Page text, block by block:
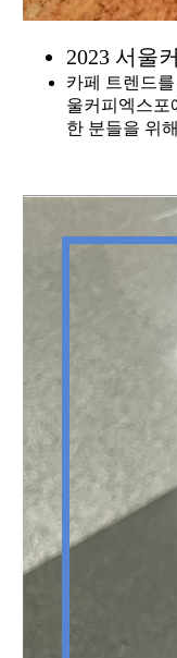
2023 서울
카페 트렌드
울커피엑스포
한 분들을 위